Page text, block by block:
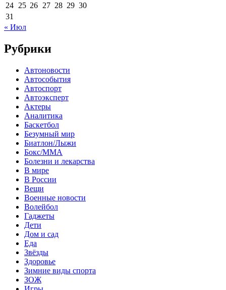
24 25 26 27 28 29 30
31
« Июл
Рубрики
Автоновости
Автособытия
Автоспорт
Автоэксперт
Актеры
Аналитика
Баскетбол
Безумный мир
Биатлон/Лыжи
Бокс/MMA
Болезни и лекарства
В мире
В России
Вещи
Военные новости
Волейбол
Гаджеты
Дети
Дом и сад
Еда
Звёзды
Здоровье
Зимние виды спорта
ЗОЖ